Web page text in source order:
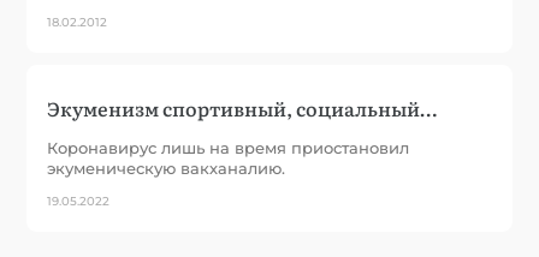
18.02.2012
Экуменизм спортивный, социальный…
Коронавирус лишь на время приостановил
экуменическую вакханалию.
19.05.2022